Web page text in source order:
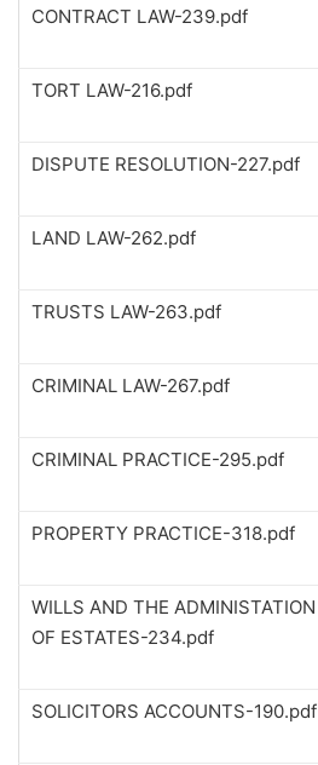
CONTRACT LAW-239.pdf
TORT LAW-216.pdf
DISPUTE RESOLUTION-227.pdf
LAND LAW-262.pdf
TRUSTS LAW-263.pdf
CRIMINAL LAW-267.pdf
CRIMINAL PRACTICE-295.pdf
PROPERTY PRACTICE-318.pdf
WILLS AND THE ADMINISTATION
OF ESTATES-234.pdf
SOLICITORS ACCOUNTS-190.pdf